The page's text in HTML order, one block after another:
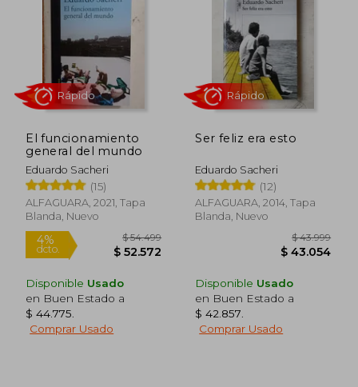
dcto.
10%
dcto.
El funcionamiento
general del mundo
Eduardo Sacheri
(15)
ALFAGUARA, 2021, Tapa
Blanda, Nuevo
Disponible Usado
en Buen Estado a
$ 44.775
Comprar Usado
Ser feliz era esto
Eduardo Sacheri
(12)
ALFAGUARA, 2014, Tapa
Blanda, Nuevo
Disponible Usado
en Buen Estado a
$ 42.857
Comprar Usado